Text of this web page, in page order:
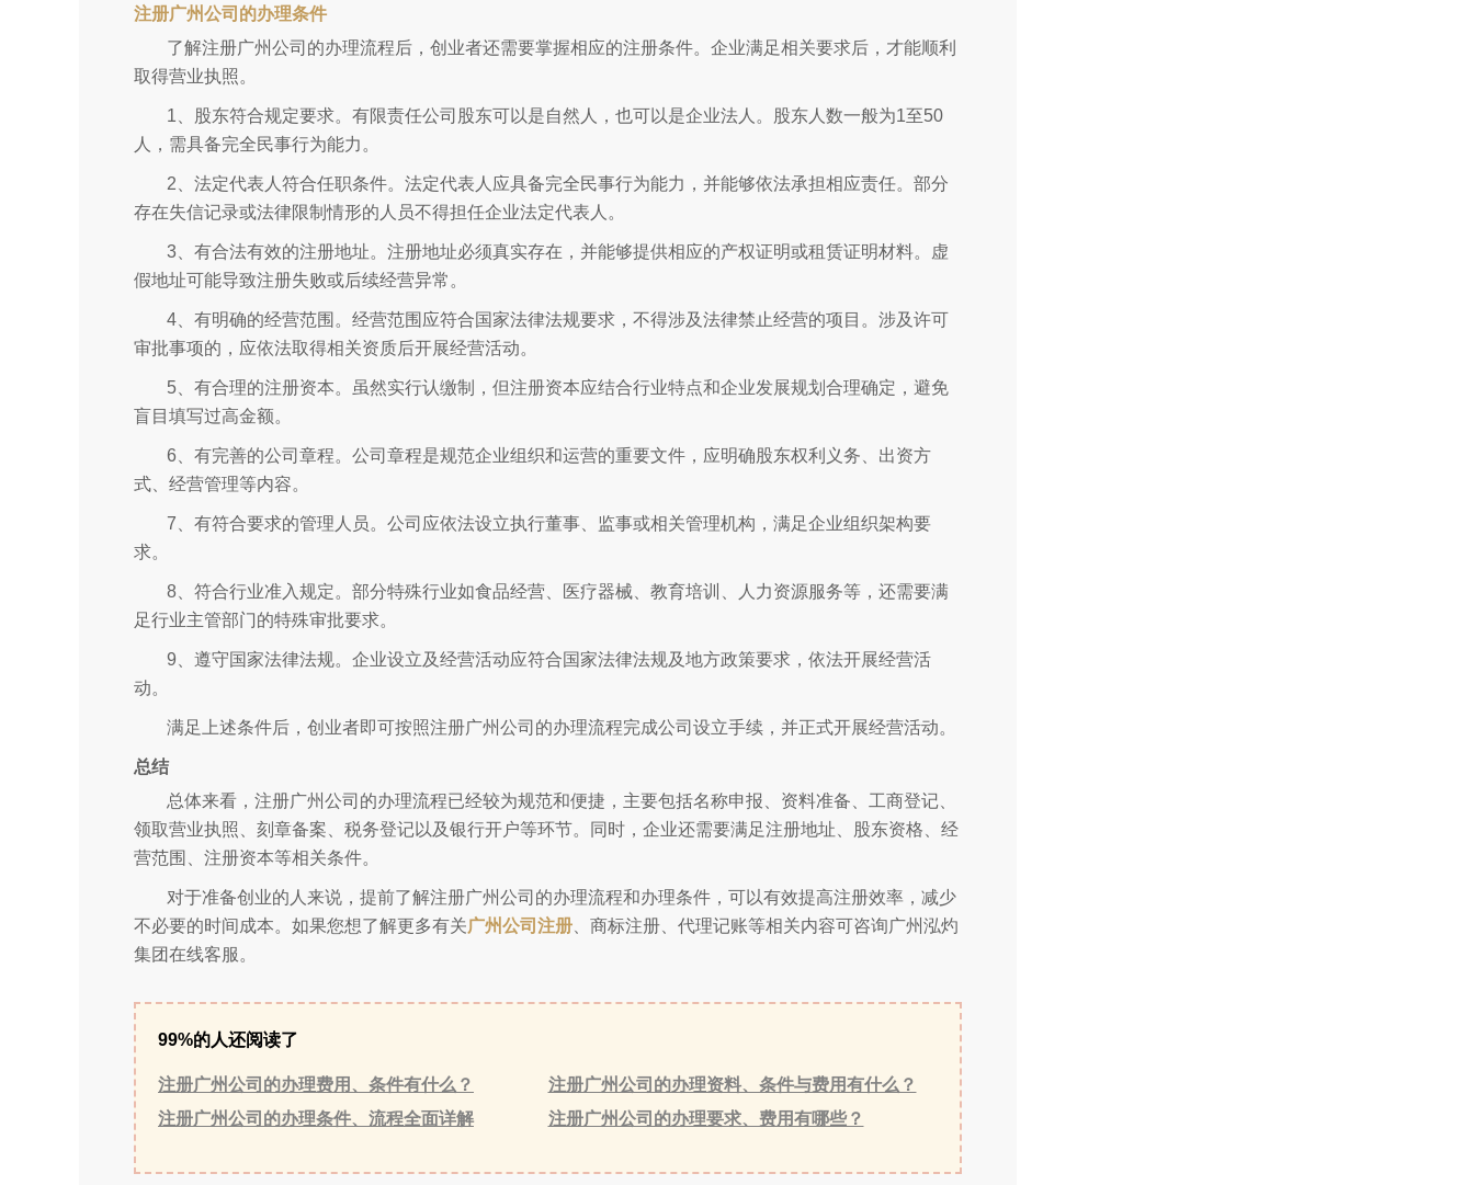
注册广州公司的办理条件
了解注册广州公司的办理流程后，创业者还需要掌握相应的注册条件。企业满足相关要求后，才能顺利
取得营业执照。
1、股东符合规定要求。有限责任公司股东可以是自然人，也可以是企业法人。股东人数一般为1至50
人，需具备完全民事行为能力。
2、法定代表人符合任职条件。法定代表人应具备完全民事行为能力，并能够依法承担相应责任。部分
存在失信记录或法律限制情形的人员不得担任企业法定代表人。
3、有合法有效的注册地址。注册地址必须真实存在，并能够提供相应的产权证明或租赁证明材料。虚
假地址可能导致注册失败或后续经营异常。
4、有明确的经营范围。经营范围应符合国家法律法规要求，不得涉及法律禁止经营的项目。涉及许可
审批事项的，应依法取得相关资质后开展经营活动。
5、有合理的注册资本。虽然实行认缴制，但注册资本应结合行业特点和企业发展规划合理确定，避免
盲目填写过高金额。
6、有完善的公司章程。公司章程是规范企业组织和运营的重要文件，应明确股东权利义务、出资方
式、经营管理等内容。
7、有符合要求的管理人员。公司应依法设立执行董事、监事或相关管理机构，满足企业组织架构要
求。
8、符合行业准入规定。部分特殊行业如食品经营、医疗器械、教育培训、人力资源服务等，还需要满
足行业主管部门的特殊审批要求。
9、遵守国家法律法规。企业设立及经营活动应符合国家法律法规及地方政策要求，依法开展经营活
动。
满足上述条件后，创业者即可按照注册广州公司的办理流程完成公司设立手续，并正式开展经营活动。
总结
总体来看，注册广州公司的办理流程已经较为规范和便捷，主要包括名称申报、资料准备、工商登记、
领取营业执照、刻章备案、税务登记以及银行开户等环节。同时，企业还需要满足注册地址、股东资格、经
营范围、注册资本等相关条件。
对于准备创业的人来说，提前了解注册广州公司的办理流程和办理条件，可以有效提高注册效率，减少
不必要的时间成本。如果您想了解更多有关广州公司注册 、商标注册、代理记账等相关内容可咨询广州泓灼
集团在线客服。
99%的人还阅读了
注册广州公司的办理费用、条件有什么？
注册广州公司的办理资料、条件与费用有什么？
注册广州公司的办理条件、流程全面详解
注册广州公司的办理要求、费用有哪些？